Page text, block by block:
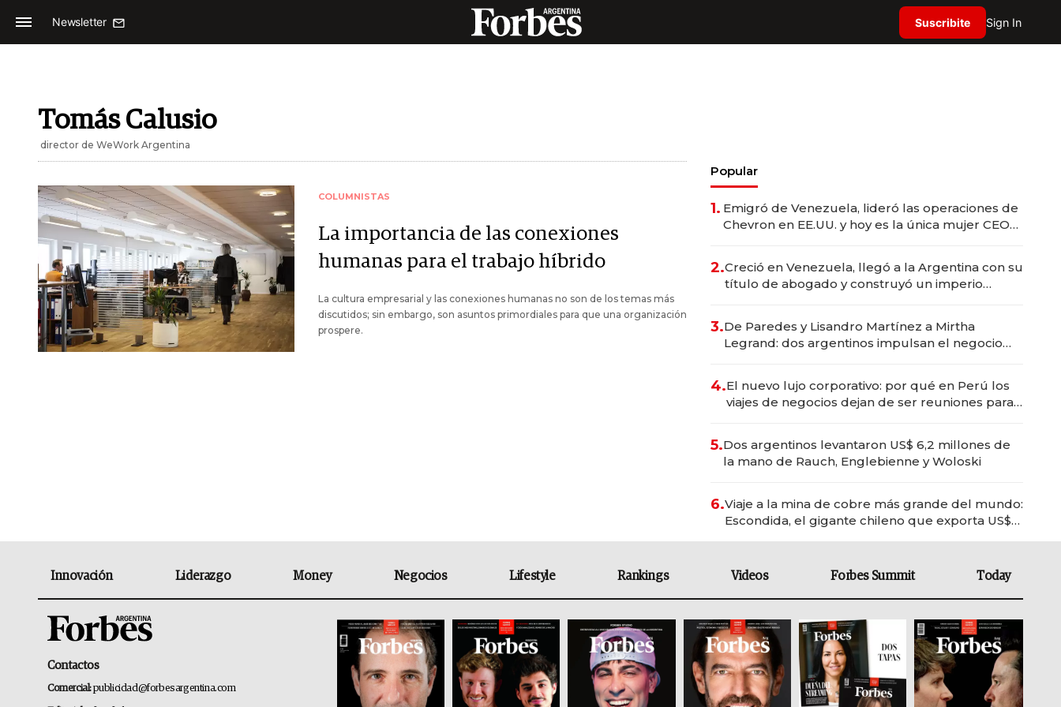
Newsletter Suscribite Sign In
Tomás Calusio
director de WeWork Argentina
COLUMNISTAS
La importancia de las conexiones
humanas para el trabajo híbrido
La cultura empresarial y las conexiones humanas no son de los temas más
discutidos; sin embargo, son asuntos primordiales para que una organización
prospere.
Popular
1. Emigró de Venezuela, lideró las operaciones de
Chevron en EE.UU. y hoy es la única mujer CEO
2.Creció en Venezuela, llegó a la Argentina con su
título de abogado y construyó un imperio
3.De Paredes y Lisandro Martínez a Mirtha
Legrand: dos argentinos impulsan el negocio
4.El nuevo lujo corporativo: por qué en Perú los
viajes de negocios dejan de ser reuniones para
5.Dos argentinos levantaron US$ 6,2 millones de
la mano de Rauch, Englebienne y Woloski
6.Viaje a la mina de cobre más grande del mundo:
Escondida, el gigante chileno que exporta US$
Innovación Liderazgo Money Negocios Lifestyle Rankings Videos Forbes Summit Today
Contactos
Comercial:publicidad@forbesargentina.com